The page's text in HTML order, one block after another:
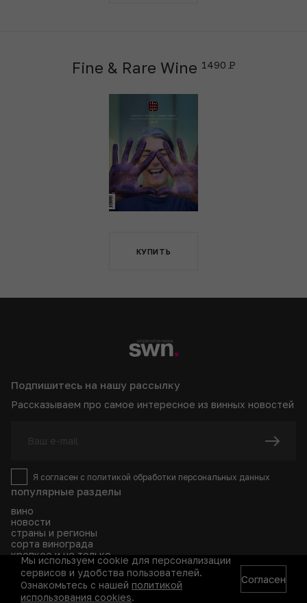
Fine & Rare Wine 1490
КУПИТЬ
популярные разделы
вино
новости
страны и регионы
сорта винограда
крепкое и не только
рейтинги
рецепты коктейлей
события
глоссарий
Подпишитесь на нашу рассылку
Рассказываем про самое интересное из винных новостей
Я согласен с политикой обработки персональных данных
Мы используем cookie для персонализации
сервисов и удобства пользователей.
Ознакомьтесь с нашей политикой
использования cookies.
Согласен